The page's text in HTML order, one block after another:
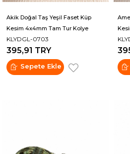
Akik Doğal Taş Yeşil Faset Küp
Kesim 4x4mm Tam Tur Kolye
KLYDGL-0703
395,91 TRY
Sepete Ekle